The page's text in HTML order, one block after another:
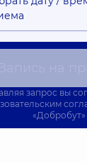
запрос вы
«Добробут»